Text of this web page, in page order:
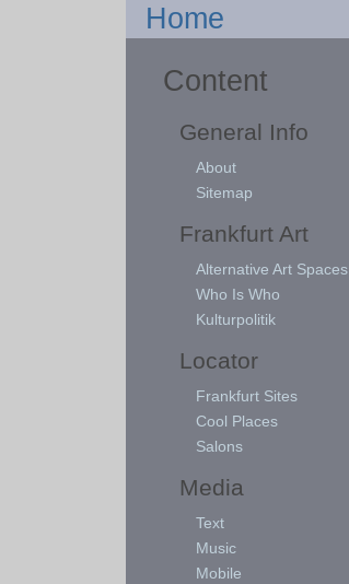
Home
Content
General Info
About
Sitemap
Frankfurt Art
Alternative Art Spaces
Who Is Who
Kulturpolitik
Locator
Frankfurt Sites
Cool Places
Salons
Media
Text
Music
Mobile